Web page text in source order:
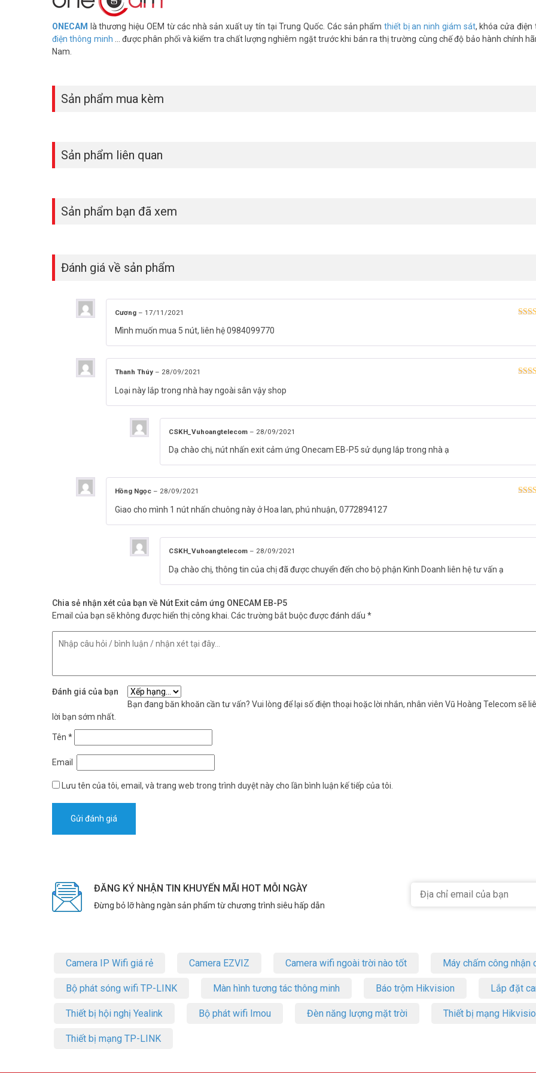
phòng muốn hệ thống cửa sang trọng, bền lâu cũng dùng được tốt.
Nút exit ONECAM EB-P5 phù hợp môi trường cần vệ sinh cao hoặc hay tiếp xúc ẩm ướt. Cảm biến hồng ngoại giúp mở cửa hoàn
chạm, giảm lây lan vi khuẩn. Thép không gỉ chịu được môi trường khắc nghiệt, bền hơn nhựa và hợp kim kẽm thông thường.
ONECAM là thương hiệu OEM từ các nhà sản xuất uy tín tại Trung Quốc. Các sản phẩmthiết bị an ninh giám sát, khóa cửa
điện thông minh ... được phân phối và kiểm tra chất lượng nghiêm ngặt trước khi bán ra thị trường cùng chế độ bảo hành chính
Nam.
Sản phẩm mua kèm
Sản phẩm liên quan
Sản phẩm bạn đã xem
Đánh giá về sản phẩm
Cương – 17/11/2021
Mình muốn mua 5 nút, liên hệ 0984099770
Thanh Thúy – 28/09/2021
Loại này lắp trong nhà hay ngoài sân vậy shop
CSKH_Vuhoangtelecom – 28/09/2021
Dạ chào chị, nút nhấn exit cảm ứng Onecam EB-P5 sử dụng lắp trong nhà ạ
Hồng Ngọc – 28/09/2021
Giao cho mình 1 nút nhấn chuông này ở Hoa lan, phú nhuận, 0772894127
CSKH_Vuhoangtelecom – 28/09/2021
Dạ chào chị, thông tin của chị đã được chuyển đến cho bộ phận Kinh Doanh liên hệ tư vấn ạ
Chia sẻ nhận xét của bạn về Nút Exit cảm ứng ONECAM EB-P5
Email của bạn sẽ không được hiển thị công khai. Các trường bắt buộc được đánh dấu *
Đánh giá của bạn
Bạn đang băn khoăn cần tư vấn? Vui lòng để lại số điện thoại hoặc lời nhắn, nhân viên Vũ Hoàng Telecom sẽ
lời bạn sớm nhất.
Tên *
Email
Lưu tên của tôi, email, và trang web trong trình duyệt này cho lần bình luận kế tiếp của tôi.
ĐĂNG KÝ NHẬN TIN KHUYẾN MÃI HOT MỖI NGÀY
Đừng bỏ lỡ hàng ngàn sản phẩm từ chương trình siêu hấp dẫn
Camera IP Wifi giá rẻ Camera EZVIZ Camera wifi ngoài trời nào tốt Máy chấm công nhận
Bộ phát sóng wifi TP-LINK Màn hình tương tác thông minh Báo trộm Hikvision Lắp đặt
Thiết bị hội nghị Yealink Bộ phát wifi Imou Đèn năng lượng mặt trời Thiết bị mạng
Thiết bị mạng TP-LINK